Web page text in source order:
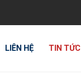
LIÊN HỆ TIN TỨC